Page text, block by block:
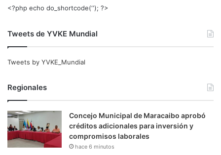
<?php echo do_shortcode(‘‘); ?>
Tweets de YVKE Mundial
Tweets by YVKE_Mundial
Regionales
Concejo Municipal de Maracaibo aprobó
créditos adicionales para inversión y
compromisos laborales
hace 6 minutos